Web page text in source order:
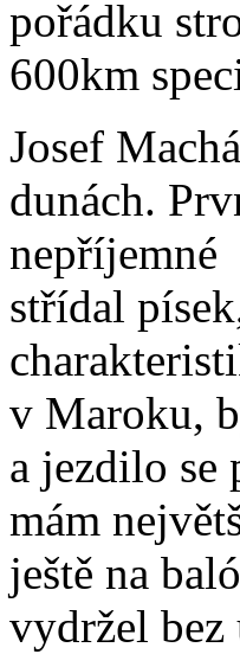
pořádku
600km
Josef
dunách.
nepříjemné
střídal
v Maroku,
a jezdilo se
mám
ještě na
vydržel bez